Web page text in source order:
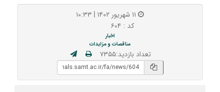
کد : ۶۰۴
اخبار
مناقصات و مزایدات
تعداد بازدید:۷۳۵۵